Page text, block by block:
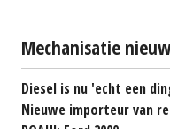
Mechanisatie
Diesel is nu 'echt een
Nieuwe importeur van